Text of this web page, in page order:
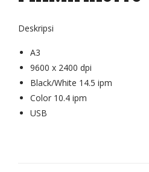
Deskripsi
A3
9600 x 2400 dpi
Black/White 14.5 ipm
Color 10.4 ipm
USB